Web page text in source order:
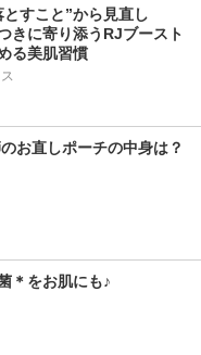
とすこと”から見直し
きに寄り添うRJブースト
る美肌習慣
お直しポーチの中身は？
＊をお肌にも♪